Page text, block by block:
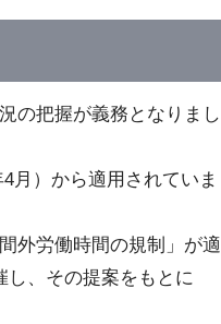
の把握が義務となりまし
月）から適用されていま
外労働時間の規制」が適
し、その提案をもとに